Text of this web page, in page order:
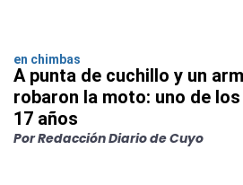
en chimbas
A punta de cuchillo y un
robaron la moto: uno de
17 años
Por Redacción Diario de Cuyo